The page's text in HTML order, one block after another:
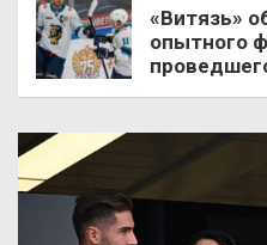
«Витязь»
опытного